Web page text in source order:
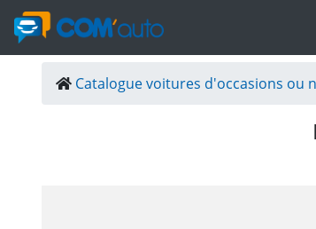
Catalogue voitures d'occasions ou